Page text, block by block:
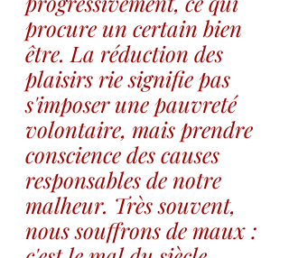
procure un certain bien
être. La réduction des
plaisirs rie signifie pas
s'imposer une pauvreté
volontaire, mais prendre
conscience des causes
responsables de notre
malheur. Très souvent,
nous souffrons de maux :